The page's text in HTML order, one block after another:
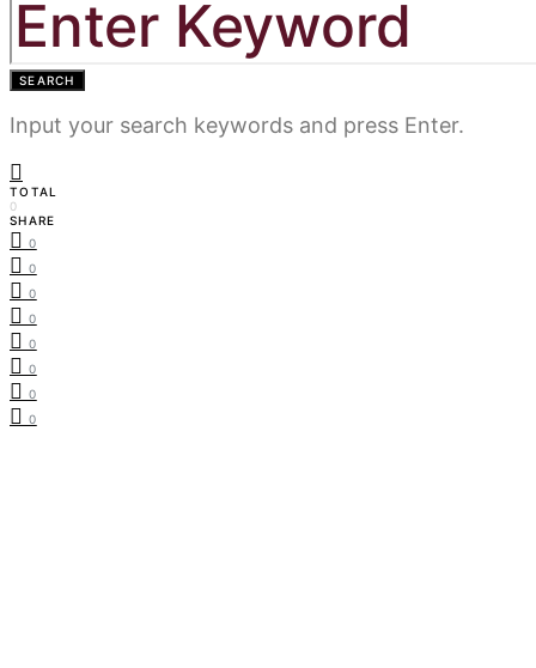
SEARCH
Input your search keywords and press Enter.
TOTAL
0
SHARE
0
0
0
0
0
0
0
0